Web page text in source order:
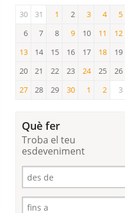
30 31 1 2 3 4
4
5
5
6 7 8 9 10 11
11
12
12
13
13
14 15 16 17 18
18
19
20
21 22 23 24 25
26
27
28 29 30 1 2 3
Què fer
Troba el teu
esdeveniment